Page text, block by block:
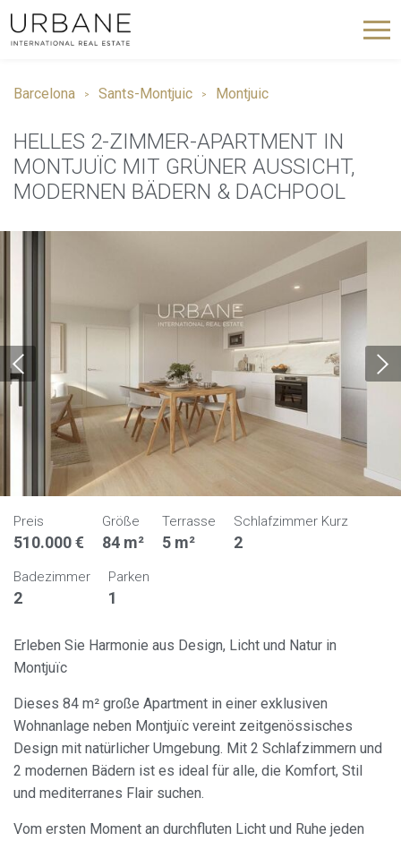
Barcelona Sants-Montjuic Montjuic
HELLES 2-ZIMMER-APARTMENT IN
MONTJUÏC MIT GRÜNER AUSSICHT,
MODERNEN BÄDERN & DACHPOOL
Preis
510.000 €
Größe
84 m²
Terrasse
5 m²
Schlafzimmer Kurz
2
Badezimmer
2
Parken
1
Erleben Sie Harmonie aus Design, Licht und Natur in
Montjuïc
Dieses 84 m² große Apartment in einer exklusiven
Wohnanlage neben Montjuïc vereint zeitgenössisches
Design mit natürlicher Umgebung. Mit 2 Schlafzimmern und
2 modernen Bädern ist es ideal für alle, die Komfort, Stil
und mediterranes Flair suchen.
Vom ersten Moment an durchfluten Licht und Ruhe jeden